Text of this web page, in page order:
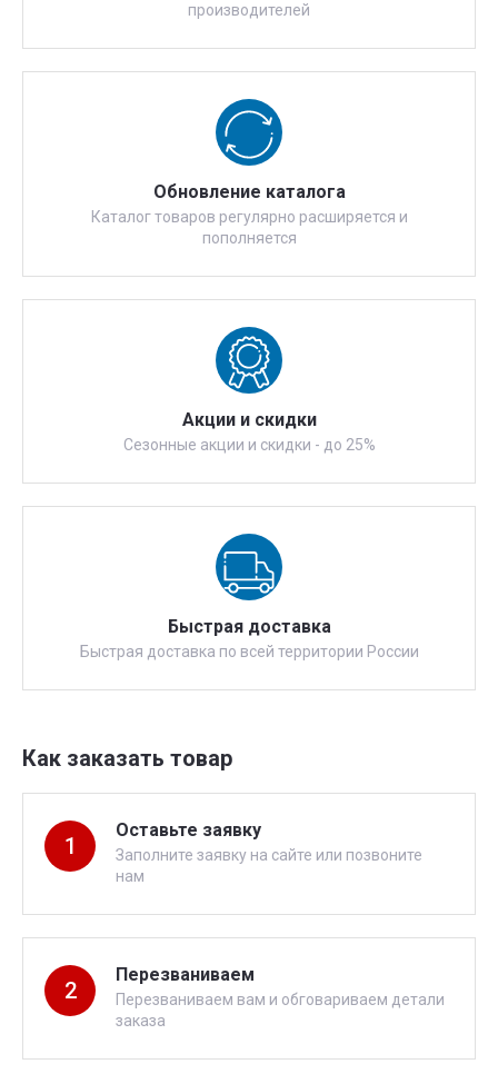
производителей
Обновление каталога
Каталог товаров регулярно расширяется и
пополняется
Акции и скидки
Сезонные акции и скидки - до 25%
Быстрая доставка
Быстрая доставка по всей территории России
Как заказать товар
1
Оставьте заявку
Заполните заявку на сайте или позвоните
нам
2
Перезваниваем
Перезваниваем вам и обговариваем детали
заказа